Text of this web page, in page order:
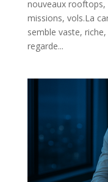
nouveaux rooftops,
missions, vols.La
semble vaste,
regarde...